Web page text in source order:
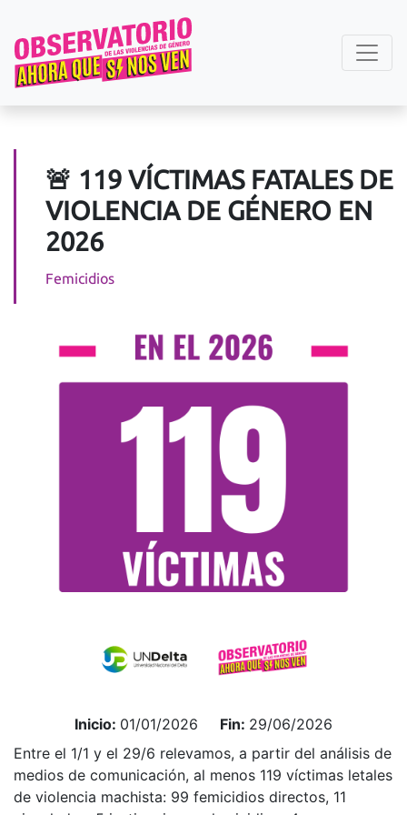
🚨 119 VÍCTIMAS FATALES DE
VIOLENCIA DE GÉNERO EN
2026
Femicidios
Inicio: 01/01/2026 Fin: 29/06/2026
Entre el 1/1 y el 29/6 relevamos, a partir del análisis de
medios de comunicación, al menos 119 víctimas letales
de violencia machista: 99 femicidios directos, 11